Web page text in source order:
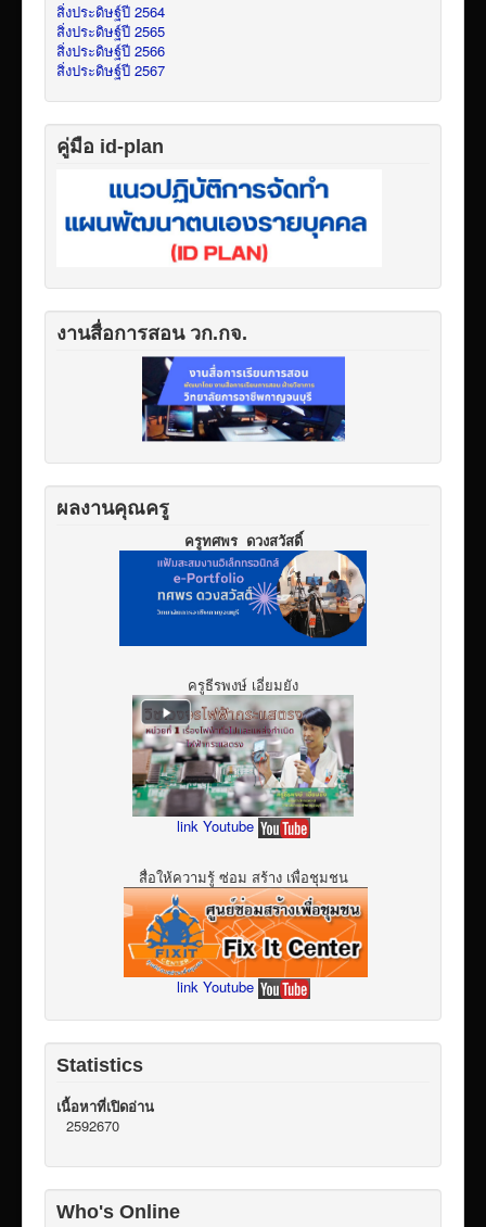
สิ่งประดิษฐ์ปี 2564
สิ่งประดิษฐ์ปี 2565
สิ่งประดิษฐ์ปี 2566
สิ่งประดิษฐ์ปี 2567
คู่มือ id-plan
งานสื่อการสอน วก.กจ.
ผลงานคุณครู
ครูทศพร ดวงสวัสดิ์
ครูธีรพงษ์ เอี่ยมยัง
link Youtube
สื่อให้ความรู้ ซ่อม สร้าง เพื่อชุมชน
link Youtube
Statistics
เนื้อหาที่เปิดอ่าน
2592670
Who's Online